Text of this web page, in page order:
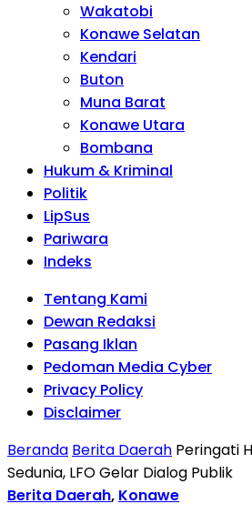
Wakatobi
Konawe Selatan
Kendari
Buton
Muna Barat
Konawe Utara
Bombana
Hukum & Kriminal
Politik
LipSus
Pariwara
Indeks
Tentang Kami
Dewan Redaksi
Pasang Iklan
Pedoman Media Cyber
Privacy Policy
Disclaimer
Beranda Berita Daerah Peringati
Sedunia, LFO Gelar Dialog Publik
Berita Daerah, Konawe